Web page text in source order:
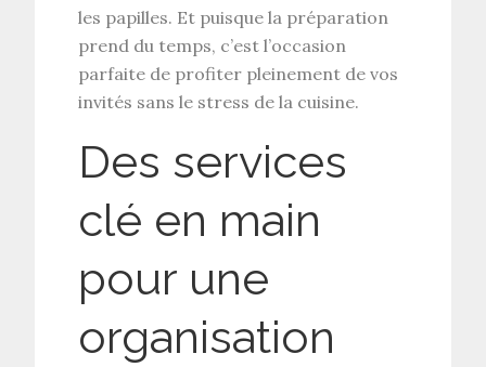
les papilles. Et puisque la préparation
prend du temps, c’est l’occasion
parfaite de profiter pleinement de vos
invités sans le stress de la cuisine.
Des services
clé en main
pour une
organisation